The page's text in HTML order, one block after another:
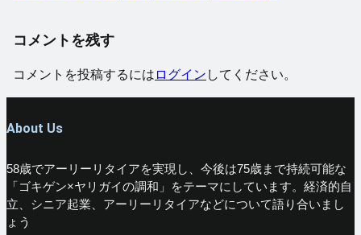
コメントを残す
コメントを投稿するには ログイン してください。
About Us
58歳でアーリーリタイアを実現し、今後は75歳まで持続可能な
「ゴキゲン×ヤリガイの調和」をテーマにしています。経済的自
立、シニア起業、アーリーリタイアなどについて語り合いまし
ょう